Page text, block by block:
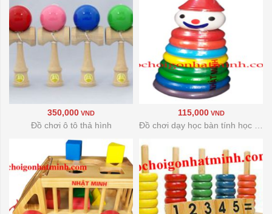
350,000 VND 115,000 VND
Đồ chơi ô tô thả hình